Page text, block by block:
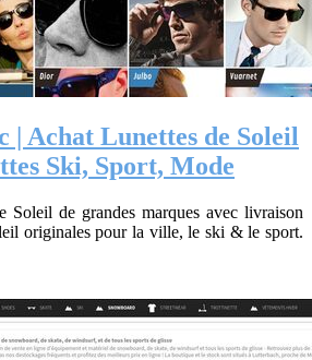
| Achat Lunettes de Soleil
Ski, Sport, Mode
Soleil de grandes marques avec livraison
originales pour la ville, le ski & le sport.